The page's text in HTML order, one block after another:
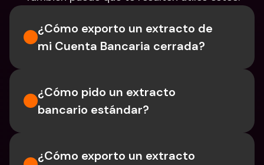
¿Cómo exporto un extracto de
mi Cuenta Bancaria cerrada?
¿Cómo pido un extracto
bancario estándar?
¿Cómo exporto un extracto